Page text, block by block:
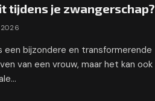
tijdens je zwangerschap?
2026
een bijzondere en transformerende
van een vrouw, maar het kan ook